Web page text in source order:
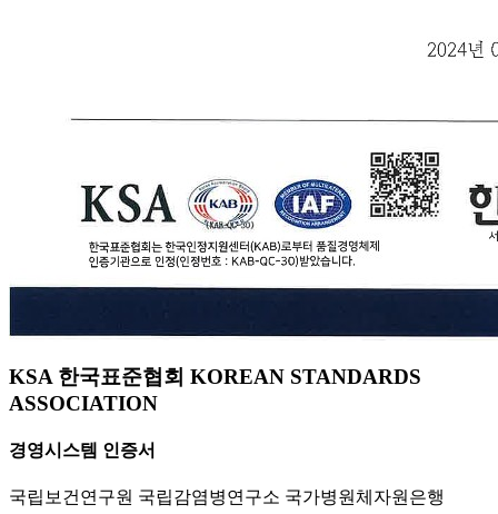
KSA 한국표준협회 KOREAN STANDARDS
ASSOCIATION
경영시스템 인증서
국립보건연구원 국립감염병연구소 국가병원체자원은행